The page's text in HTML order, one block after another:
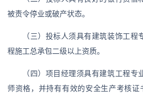
被责令停业或破产状态。
（三）投标人须具有建筑装饰工程
程施工总承包二级以上资质。
（四）项目经理须具有建筑工程专
师资格，并持有有效的安全生产考核证